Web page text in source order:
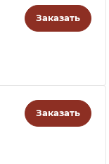
Заказать
Заказать